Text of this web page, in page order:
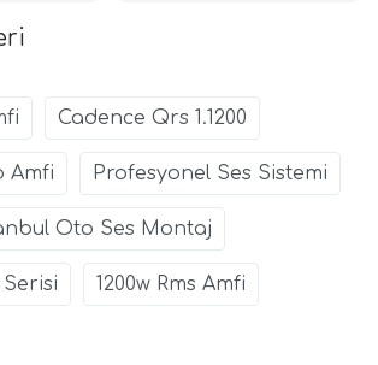
Cadence Qrs 1.1200
Amfi Profesyonel Ses Sistemi
Oto Ses Montaj
1200w Rms Amfi